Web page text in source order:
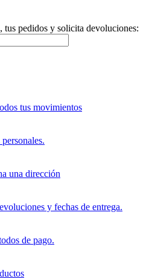
tus pedidos y solicita devoluciones:
tus movimientos
una dirección
y fechas de entrega.
de pago.